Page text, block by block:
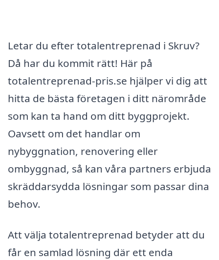
Letar du efter totalentreprenad i Skruv?
Då har du kommit rätt! Här på
totalentreprenad-pris.se hjälper vi dig att
hitta de bästa företagen i ditt närområde
som kan ta hand om ditt byggprojekt.
Oavsett om det handlar om
nybyggnation, renovering eller
ombyggnad, så kan våra partners erbjuda
skräddarsydda lösningar som passar dina
behov.
Att välja totalentreprenad betyder att du
får en samlad lösning där ett enda